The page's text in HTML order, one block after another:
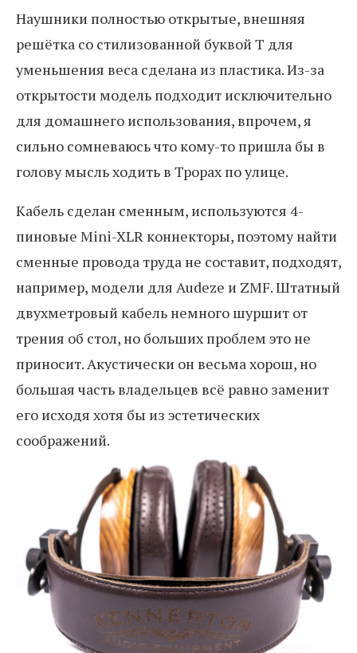
Наушники полностью открытые, внешняя
решётка со стилизованной буквой T для
уменьшения веса сделана из пластика. Из-за
открытости модель подходит исключительно
для домашнего использования, впрочем, я
сильно сомневаюсь что кому-то пришла бы в
голову мысль ходить в Трорах по улице.
Кабель сделан сменным, используются 4-
пиновые Mini-XLR коннекторы, поэтому найти
сменные провода труда не составит, подходят,
например, модели для Audeze и ZMF. Штатный
двухметровый кабель немного шуршит от
трения об стол, но больших проблем это не
приносит. Акустически он весьма хорош, но
большая часть владельцев всё равно заменит
его исходя хотя бы из эстетических
соображений.